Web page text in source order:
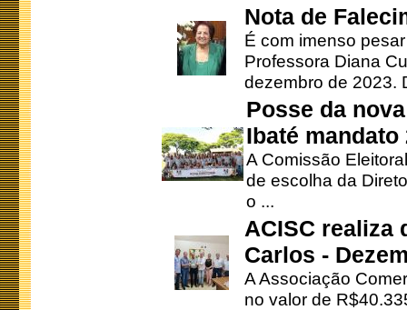
Nota de
É com imenso
Professora Diana
dezembro de 2023.
Posse da
Ibaté mandato
A Comissão
de escolha da
o ...
ACISC realiza
Carlos -
A Associação
no valor de